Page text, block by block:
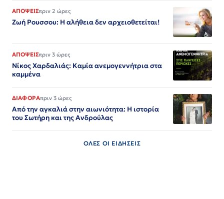
ΑΠΟΨΕΙΣπριν 2 ώρες
Ζωή Ρουσσου: Η αλήθεια δεν αρχειοθετείται!
ΑΠΟΨΕΙΣπριν 3 ώρες
Νίκος Χαρδαλιάς: Καμία ανεμογεννήτρια στα
καμμένα
ΔΙΑΦΟΡΑπριν 3 ώρες
Από την αγκαλιά στην αιωνιότητα: Η ιστορία
του Σωτήρη και της Ανδρούλας
ΟΛΕΣ ΟΙ ΕΙΔΗΣΕΙΣ